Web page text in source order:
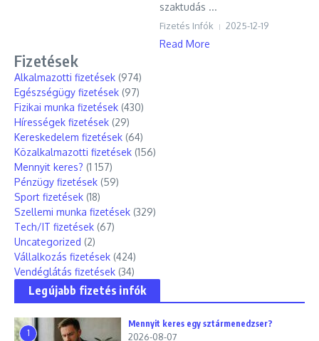
szaktudás ...
Fizetés Infók 2025-12-19
Read More
Fizetések
Alkalmazotti fizetések (974)
Egészségügy fizetések (97)
Fizikai munka fizetések (430)
Hírességek fizetések (29)
Kereskedelem fizetések (64)
Közalkalmazotti fizetések (156)
Mennyit keres? (1 157)
Pénzügy fizetések (59)
Sport fizetések (18)
Szellemi munka fizetések (329)
Tech/IT fizetések (67)
Uncategorized (2)
Vállalkozás fizetések (424)
Vendéglátás fizetések (34)
Legújabb fizetés infók
1
Mennyit keres egy sztármenedzser?
2026-08-07